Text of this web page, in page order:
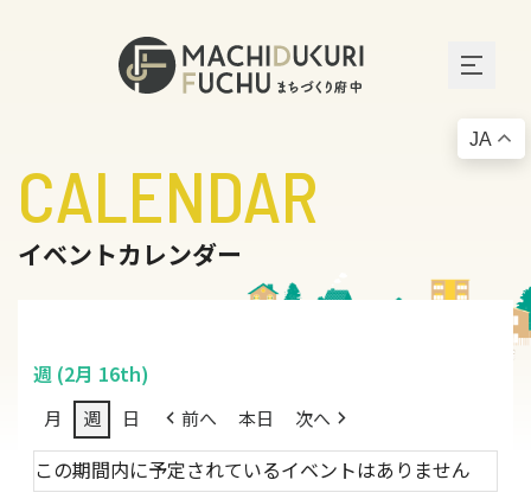
CALENDAR
イベントカレンダー
週 (2月 16th)
月 週 日 前へ 本日 次へ
この期間内に予定されているイベントはありません
JA